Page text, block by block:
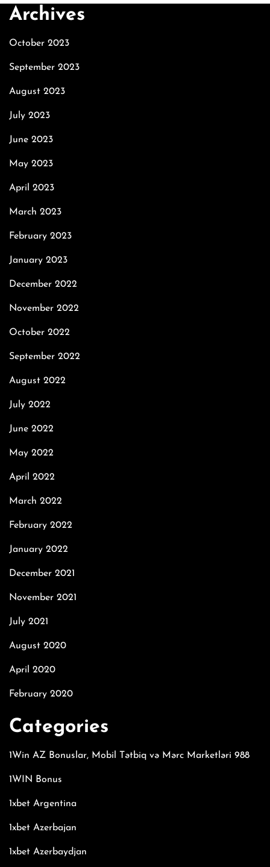
Archives
October 2023
September 2023
August 2023
July 2023
June 2023
May 2023
April 2023
March 2023
February 2023
January 2023
December 2022
November 2022
October 2022
September 2022
August 2022
July 2022
June 2022
May 2022
April 2022
March 2022
February 2022
January 2022
December 2021
November 2021
July 2021
August 2020
April 2020
February 2020
Categories
1Win AZ Bonuslar, Mobil Tətbiq və Mərc Marketləri 988
1WIN Bonus
1xbet Argentina
1xbet Azerbajan
1xbet Azerbaydjan